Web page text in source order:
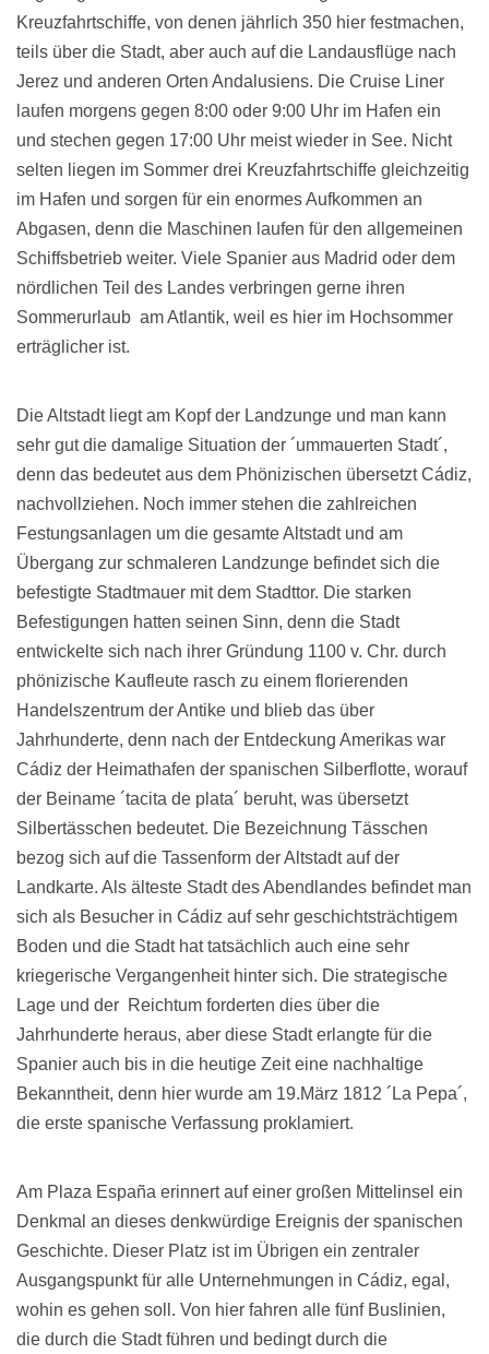
Kreuzfahrtschiffe, von denen jährlich 350 hier festmachen,
teils über die Stadt, aber auch auf die Landausflüge nach
Jerez und anderen Orten Andalusiens. Die Cruise Liner
laufen morgens gegen 8:00 oder 9:00 Uhr im Hafen ein
und stechen gegen 17:00 Uhr meist wieder in See. Nicht
selten liegen im Sommer drei Kreuzfahrtschiffe gleichzeitig
im Hafen und sorgen für ein enormes Aufkommen an
Abgasen, denn die Maschinen laufen für den allgemeinen
Schiffsbetrieb weiter. Viele Spanier aus Madrid oder dem
nördlichen Teil des Landes verbringen gerne ihren
Sommerurlaub am Atlantik, weil es hier im Hochsommer
erträglicher ist.
Die Altstadt liegt am Kopf der Landzunge und man kann
sehr gut die damalige Situation der ´ummauerten Stadt´,
denn das bedeutet aus dem Phönizischen übersetzt Cádiz,
nachvollziehen. Noch immer stehen die zahlreichen
Festungsanlagen um die gesamte Altstadt und am
Übergang zur schmaleren Landzunge befindet sich die
befestigte Stadtmauer mit dem Stadttor. Die starken
Befestigungen hatten seinen Sinn, denn die Stadt
entwickelte sich nach ihrer Gründung 1100 v. Chr. durch
phönizische Kaufleute rasch zu einem florierenden
Handelszentrum der Antike und blieb das über
Jahrhunderte, denn nach der Entdeckung Amerikas war
Cádiz der Heimathafen der spanischen Silberflotte, worauf
der Beiname ´tacita de plata´ beruht, was übersetzt
Silbertässchen bedeutet. Die Bezeichnung Tässchen
bezog sich auf die Tassenform der Altstadt auf der
Landkarte. Als älteste Stadt des Abendlandes befindet man
sich als Besucher in Cádiz auf sehr geschichtsträchtigem
Boden und die Stadt hat tatsächlich auch eine sehr
kriegerische Vergangenheit hinter sich. Die strategische
Lage und der Reichtum forderten dies über die
Jahrhunderte heraus, aber diese Stadt erlangte für die
Spanier auch bis in die heutige Zeit eine nachhaltige
Bekanntheit, denn hier wurde am 19.März 1812 ´La Pepa´,
die erste spanische Verfassung proklamiert.
Am Plaza España erinnert auf einer großen Mittelinsel ein
Denkmal an dieses denkwürdige Ereignis der spanischen
Geschichte. Dieser Platz ist im Übrigen ein zentraler
Ausgangspunkt für alle Unternehmungen in Cádiz, egal,
wohin es gehen soll. Von hier fahren alle fünf Buslinien,
die durch die Stadt führen und bedingt durch die